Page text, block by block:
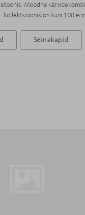
Moodne
kollektsioonis on kuni 100
Seinakapid